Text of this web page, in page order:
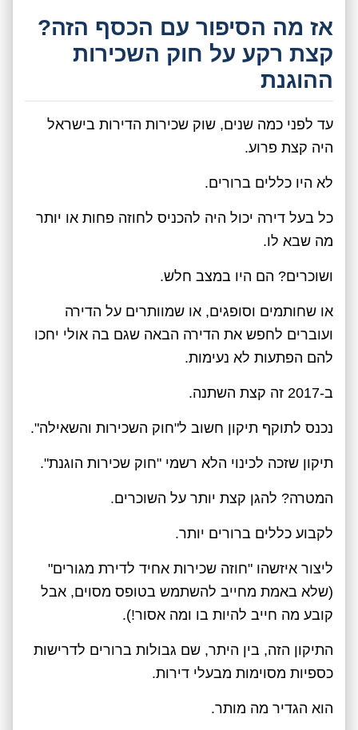
אז מה הסיפור עם הכסף הזה?
קצת רקע על חוק השכירות
ההוגנת
עד לפני כמה שנים, שוק שכירות הדירות בישראל
היה קצת פרוע.
לא היו כללים ברורים.
כל בעל דירה יכול היה להכניס לחוזה פחות או יותר
מה שבא לו.
ושוכרים? הם היו במצב חלש.
או שחותמים וסופגים, או שמוותרים על הדירה
ועוברים לחפש את הדירה הבאה שגם בה אולי יחכו
להם הפתעות לא נעימות.
ב-2017 זה קצת השתנה.
נכנס לתוקף תיקון חשוב ל"חוק השכירות והשאילה".
תיקון שזכה לכינוי הלא רשמי "חוק שכירות הוגנת".
המטרה? להגן קצת יותר על השוכרים.
לקבוע כללים ברורים יותר.
ליצור איזשהו "חוזה שכירות אחיד לדירת מגורים"
(שלא באמת מחייב להשתמש בטופס מסוים, אבל
קובע מה חייב להיות בו ומה אסור!).
התיקון הזה, בין היתר, שם גבולות ברורים לדרישות
כספיות מסוימות מבעלי דירות.
הוא הגדיר מה מותר.